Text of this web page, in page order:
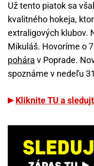
Už tento piatok sa
kvalitného hokeja,
extraligových klubov.
Mikuláš. Hovoríme o
pohára v Poprade.
spoznáme v nedeľu
Kliknite TU a